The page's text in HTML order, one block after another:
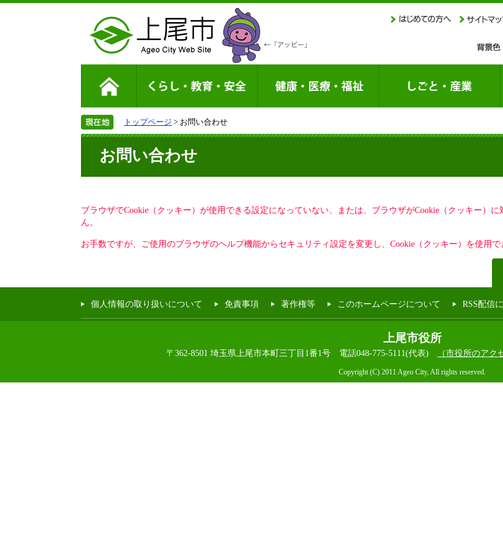
トップページ > お問い合わせ
お問い合わせ
ブラウザでCookie（クッキー）が使用できる設定になっていない、または、ブラウザがCookie（クッキー）
ん。
お手数ですが、ご使用のブラウザのヘルプ機能からセキュリティ設定を変更し、Cookie（クッキー）を使用で
個人情報の取り扱いについて 免責事項 著作権等 このホームページについて RSS配信
上尾市役所
〒362-8501 埼玉県上尾市本町三丁目1番1号 電話048-775-5111(代表) （市役所のアク
Copyright (C) 2011 Ageo City, All rights reserved.